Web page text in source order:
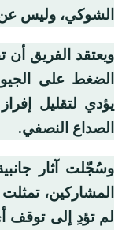
الشوكي، وليس
ويعتقد الفريق
الضغط على
يؤدي لتقليل
الصداع النصفي.
المشاركين، تمثلت
لم تؤدِ إلى توقف